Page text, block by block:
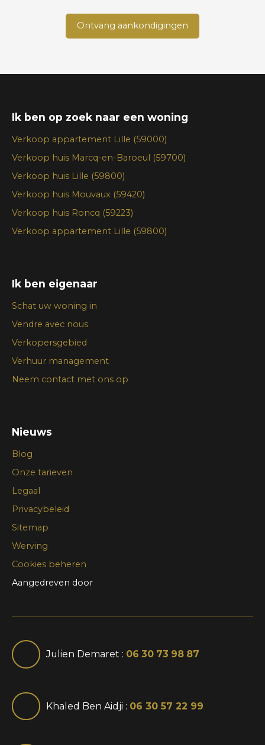
Ontvang aankondigingen
Ik ben op zoek naar een woning
Verkoop appartement Lille (59000)
Verkoop huis Marcq-en-Baroeul (59700)
Verkoop huis Lille (59800)
Verkoop huis Mouvaux (59420)
Verkoop huis Roncq (59223)
Verkoop appartement Lille (59800)
Ik ben eigenaar
Schat uw woning in
Vendre avec nous
Verkopersgebied
Verhuur management
Neem contact met ons op
Nieuws
Blog
Onze tarieven
Legaal
Privacybeleid
Sitemap
Werving
Cookies beheren
Aangedreven door
Julien Demaret : 06 30 73 98 87
Khaled Ben Aidji : 06 30 57 22 99